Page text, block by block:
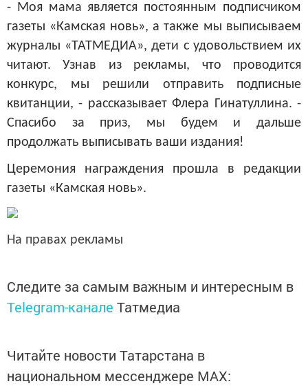
- Моя мама является постоянным подписчиком
газеты «Камская новь», а также мы выписываем
журналы «ТАТМЕДИА», дети с удовольствием их
читают. Узнав из рекламы, что проводится
конкурс, мы решили отправить подписные
квитанции, - рассказывает Флера Гинатуллина. -
Спасибо за приз, мы будем и дальше
продолжать выписывать ваши издания!
Церемония награждения прошла в редакции
газеты «Камская новь».
На правах рекламы
Следите за самым важным и интересным в
Telegram-канале Татмедиа
Читайте новости Татарстана в
национальном мессенджере MАХ: